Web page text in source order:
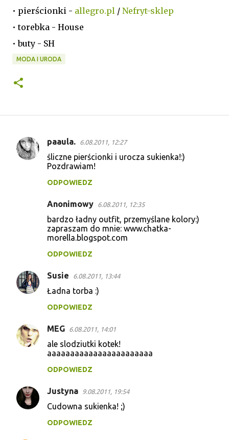
• pierścionki - allegro.pl / Nefryt-sklep
• torebka - House
• buty - SH
MODA I URODA
K
e
paaula. 6.08.2011, 12:27
śliczne pierścionki i urocza sukienka!:)
Pozdrawiam!
ODPOWIEDZ
Anonimowy 6.08.2011, 12:35
bardzo ładny outfit, przemyślane kolory:)
zapraszam do mnie: www.chatka-
morella.blogspot.com
ODPOWIEDZ
Susie 6.08.2011, 13:44
Ładna torba :)
ODPOWIEDZ
MEG 6.08.2011, 14:01
ale slodziutki kotek!
aaaaaaaaaaaaaaaaaaaaaaa
ODPOWIEDZ
Justyna 9.08.2011, 19:54
Cudowna sukienka! ;)
ODPOWIEDZ